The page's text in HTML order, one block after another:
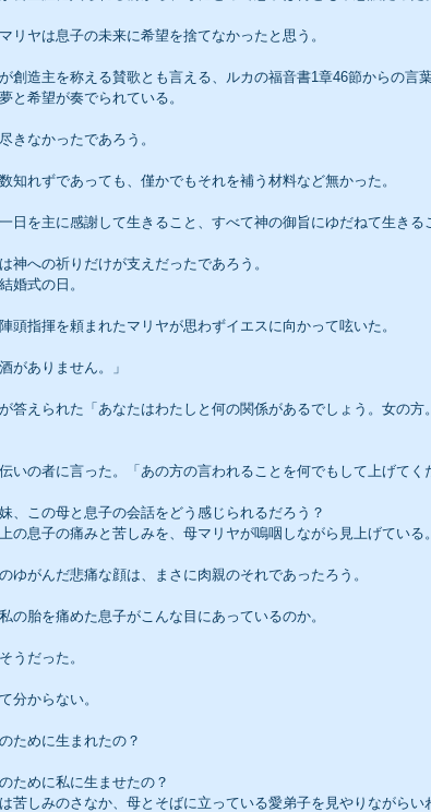
リヤは息子の未来に希望を捨てなかったと思う。
創造主を称える賛歌とも言える、ルカの福音書1章46節からの言
と希望が奏でられている。
きなかったであろう。
知れずであっても、僅かでもそれを補う材料など無かった。
日を主に感謝して生きること、すべて神の御旨にゆだねて生きる
神への祈りだけが支えだったであろう。
婚式の日。
頭指揮を頼まれたマリヤが思わずイエスに向かって呟いた。
がありません。」
答えられた「あなたはわたしと何の関係があるでしょう。女の
いの者に言った。「あの方の言われることを何でもして上げてく
、この母と息子の会話をどう感じられるだろう？
の息子の痛みと苦しみを、母マリヤが嗚咽しながら見上げている。
ゆがんだ悲痛な顔は、まさに肉親のそれであったろう。
の胎を痛めた息子がこんな目にあっているのか。
うだった。
分からない。
ために生まれたの？
ために私に生ませたの？
苦しみのさなか、母とそばに立っている愛弟子を見やりながらい